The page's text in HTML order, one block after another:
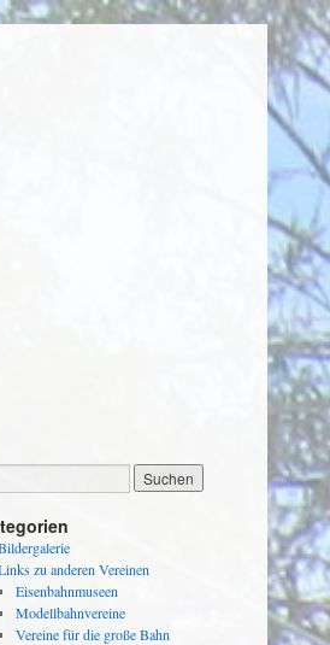
zu anderen Vereinen
Eisenbahnmuseen
Modellbahnvereine
Vereine für die große Bahn